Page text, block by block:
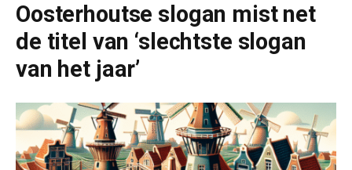
Oosterhoutse slogan mist net
de titel van ‘slechtste slogan
van het jaar’